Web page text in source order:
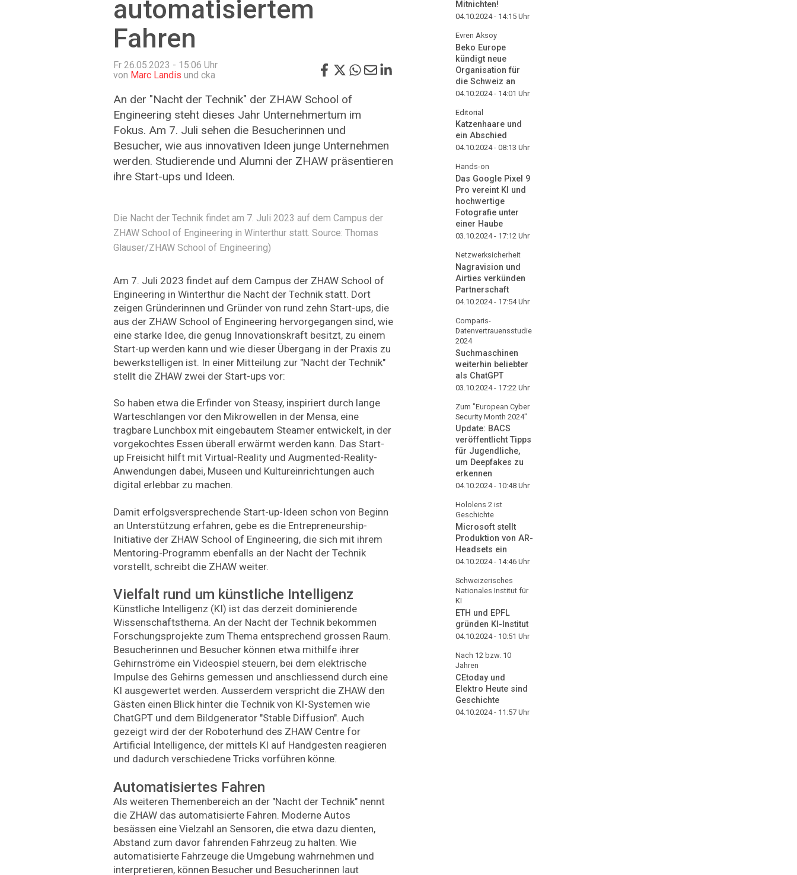
automatisiertem
Fahren
Fr 26.05.2023 - 15:06 Uhr
von Marc Landis und cka
An der "Nacht der Technik" der ZHAW School of
Engineering steht dieses Jahr Unternehmertum im
Fokus. Am 7. Juli sehen die Besucherinnen und
Besucher, wie aus innovativen Ideen junge Unternehmen
werden. Studierende und Alumni der ZHAW präsentieren
ihre Start-ups und Ideen.
Die Nacht der Technik findet am 7. Juli 2023 auf dem Campus der
ZHAW School of Engineering in Winterthur statt. Source: Thomas
Glauser/ZHAW School of Engineering)
Am 7. Juli 2023 findet auf dem Campus der ZHAW School of
Engineering in Winterthur die Nacht der Technik statt. Dort
zeigen Gründerinnen und Gründer von rund zehn Start-ups, die
aus der ZHAW School of Engineering hervorgegangen sind, wie
eine starke Idee, die genug Innovationskraft besitzt, zu einem
Start-up werden kann und wie dieser Übergang in der Praxis zu
bewerkstelligen ist. In einer Mitteilung zur "Nacht der Technik"
stellt die ZHAW zwei der Start-ups vor:
So haben etwa die Erfinder von Steasy, inspiriert durch lange
Warteschlangen vor den Mikrowellen in der Mensa, eine
tragbare Lunchbox mit eingebautem Steamer entwickelt, in der
vorgekochtes Essen überall erwärmt werden kann. Das Start-
up Freisicht hilft mit Virtual-Reality und Augmented-Reality-
Anwendungen dabei, Museen und Kultureinrichtungen auch
digital erlebbar zu machen.
Damit erfolgsversprechende Start-up-Ideen schon von Beginn
an Unterstützung erfahren, gebe es die Entrepreneurship-
Initiative der ZHAW School of Engineering, die sich mit ihrem
Mentoring-Programm ebenfalls an der Nacht der Technik
vorstellt, schreibt die ZHAW weiter.
Vielfalt rund um künstliche Intelligenz
Künstliche Intelligenz (KI) ist das derzeit dominierende
Wissenschaftsthema. An der Nacht der Technik bekommen
Forschungsprojekte zum Thema entsprechend grossen Raum.
Besucherinnen und Besucher können etwa mithilfe ihrer
Gehirnströme ein Videospiel steuern, bei dem elektrische
Impulse des Gehirns gemessen und anschliessend durch eine
KI ausgewertet werden. Ausserdem verspricht die ZHAW den
Gästen einen Blick hinter die Technik von KI-Systemen wie
ChatGPT und dem Bildgenerator "Stable Diffusion". Auch
gezeigt wird der der Roboterhund des ZHAW Centre for
Artificial Intelligence, der mittels KI auf Handgesten reagieren
und dadurch verschiedene Tricks vorführen könne.
Automatisiertes Fahren
Als weiteren Themenbereich an der "Nacht der Technik" nennt
die ZHAW das automatisierte Fahren. Moderne Autos
besässen eine Vielzahl an Sensoren, die etwa dazu dienten,
Abstand zum davor fahrenden Fahrzeug zu halten. Wie
automatisierte Fahrzeuge die Umgebung wahrnehmen und
interpretieren, können Besucher und Besucherinnen laut
Mitnichten!
04.10.2024 - 14:15 Uhr
Evren Aksoy
Beko Europe
kündigt neue
Organisation für
die Schweiz an
04.10.2024 - 14:01 Uhr
Editorial
Katzenhaare und
ein Abschied
04.10.2024 - 08:13 Uhr
Hands-on
Das Google Pixel 9
Pro vereint KI und
hochwertige
Fotografie unter
einer Haube
03.10.2024 - 17:12 Uhr
Netzwerksicherheit
Nagravision und
Airties verkünden
Partnerschaft
04.10.2024 - 17:54Uhr
Comparis-
Datenvertrauensstudie
2024
Suchmaschinen
weiterhin beliebter
als ChatGPT
03.10.2024 - 17:22 Uhr
Zum "European Cyber
Security Month 2024"
Update: BACS
veröffentlicht Tipps
für Jugendliche,
um Deepfakes zu
erkennen
04.10.2024 - 10:48 Uhr
Hololens 2 ist
Geschichte
Microsoft stellt
Produktion von AR-
Headsets ein
04.10.2024 - 14:46 Uhr
Schweizerisches
Nationales Institut für
KI
ETH und EPFL
gründen KI-Institut
04.10.2024 - 10:51 Uhr
Nach 12 bzw. 10
Jahren
CEtoday und
Elektro Heute sind
Geschichte
04.10.2024 - 11:57 Uhr